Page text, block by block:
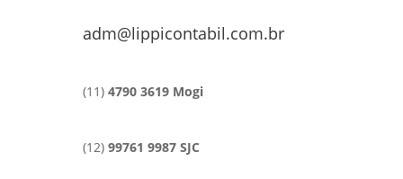
adm@lippicontabil.com.br
(11) 4790 3619 Mogi
(12) 99761 9987 SJC